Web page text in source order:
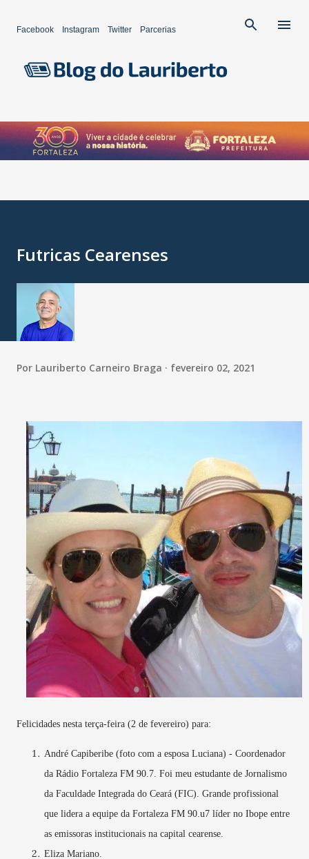
Facebook Instagram Twitter Parcerias
Futricas Cearenses
Por Lauriberto Carneiro Braga fevereiro 02, 2021
Felicidades nesta terça-feira (2 de fevereiro) para:
André Capiberibe (foto com a esposa Luciana) - Coordenador
da Rádio Fortaleza FM 90.7. Foi meu estudante de Jornalismo
da Faculdade Integrada do Ceará (FIC). Grande profissional
que lidera a equipe da Fortaleza FM 90.u7 líder no Ibope entre
as emissoras institucionais na capital cearense.
Eliza Mariano.